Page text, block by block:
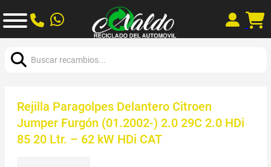
Rejilla Paragolpes Delantero Citroen
Jumper Furgón (01.2002-) 2.0 29C 2.0 HDi
85 20 Ltr. – 62 kW HDi CAT